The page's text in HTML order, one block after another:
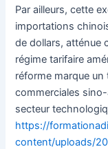
Par ailleurs, cette
importations
de dollars, atténue
régime tarifaire
réforme marque
commerciales
secteur
https://
content/uploads/